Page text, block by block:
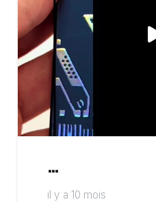
…
il y a 10 mois